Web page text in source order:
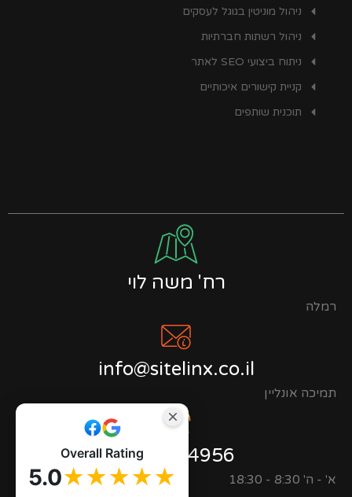
ניהול מוניטין בגוגל לעסקים
ניהול רשתות חברתיות
ניתוח ביצועי SEO לאתר
קניית קישורים איכותיים
תוכנית שותפים
רח' משה לוי
רמלה
info@sitelinx.co.il
תמיכה אונליין
0723944956
א' - ה' 8:30 - 18:30
Overall Rating
5.0★★★★★